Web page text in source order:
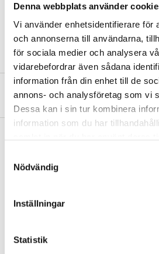
Denna webbplats använder
Vi använder enhetsidentifierare för
och annonserna till användarna,
för sociala medier och analysera
vidarebefordrar även sådana
information från din enhet till de
annons- och analysföretag som vi
Dessa kan i sin tur kombinera
information som du har
Nödvändig
Inställningar
Statistik
Thread
About the manufacturer